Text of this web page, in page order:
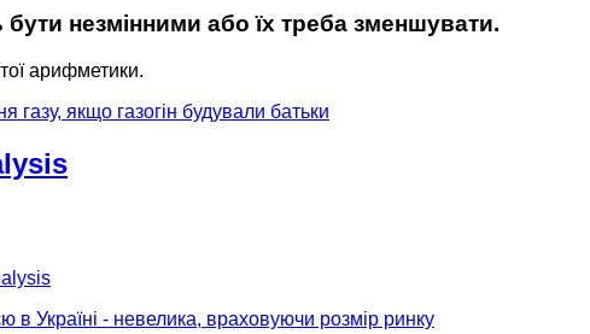
незмінними або їх треба зменшувати.
арифметики.
якщо газогін будували батьки